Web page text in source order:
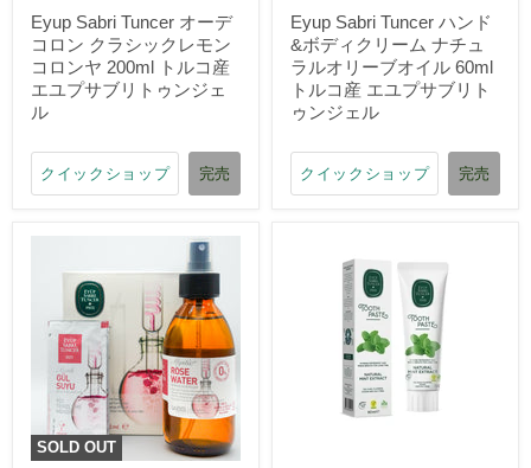
Eyup Sabri Tuncer オーデ
コロン クラシックレモン
コロンヤ 200ml トルコ産
エユプサブリトゥンジェ
ル
クイックショップ 完売
Eyup Sabri Tuncer ハンド
&ボディクリーム ナチュ
ラルオリーブオイル 60ml
トルコ産 エユプサブリト
ゥンジェル
クイックショップ 完売
SOLD OUT